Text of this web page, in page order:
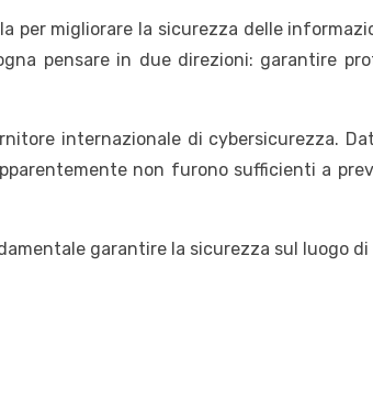
per migliorare la sicurezza delle
pensare in due direzioni: garantire
internazionale di cybersicurezza.
non furono sufficienti a
garantire la sicurezza sul luogo di